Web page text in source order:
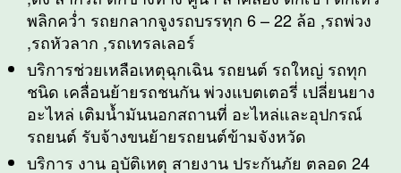
พลิกคว่ำ รถยกลากจูงรถบรรทุก 6 – 22 ล้อ ,รถพ่วง
,รถหัวลาก ,รถเทรลเลอร์
บริการช่วยเหลือเหตุฉุกเฉิน รถยนต์ รถใหญ่ รถทุก
ชนิด เคลื่อนย้ายรถชนกัน พ่วงแบตเตอรี่ เปลี่ยนยาง
อะไหล่ เติมน้ำมันนอกสถานที่ อะไหล่และอุปกรณ์
รถยนต์ รับจ้างขนย้ายรถยนต์ข้ามจังหวัด
บริการ งาน อุบัติเหตุ สายงาน ประกันภัย ตลอด 24